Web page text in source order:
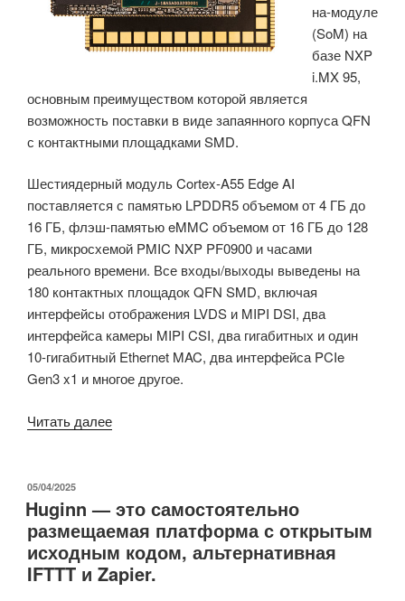
на-модуле
(SoM) на
базе NXP
i.MX 95,
основным преимуществом которой является
возможность поставки в виде запаянного корпуса QFN
с контактными площадками SMD.
Шестиядерный модуль Cortex-A55 Edge AI
поставляется с памятью LPDDR5 объемом от 4 ГБ до
16 ГБ, флэш-памятью eMMC объемом от 16 ГБ до 128
ГБ, микросхемой PMIC NXP PF0900 и часами
реального времени. Все входы/выходы выведены на
180 контактных площадок QFN SMD, включая
интерфейсы отображения LVDS и MIPI DSI, два
интерфейса камеры MIPI CSI, два гигабитных и один
10-гигабитный Ethernet MAC, два интерфейса PCIe
Gen3 x1 и многое другое.
Читать далее«Compulab
припаянная
микросхема
NXP
i.MX
ОПУБЛИКОВАНО
05/04/2025
Huginn — это самостоятельно
размещаемая платформа с открытым
исходным кодом, альтернативная
IFTTT и Zapier.